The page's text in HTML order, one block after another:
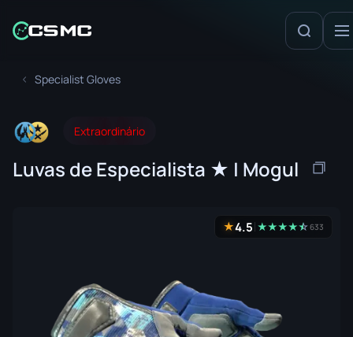
Specialist Gloves
Extraordinário
Luvas de Especialista ★ | Mogul
★4.5 ★★★★★
☆633